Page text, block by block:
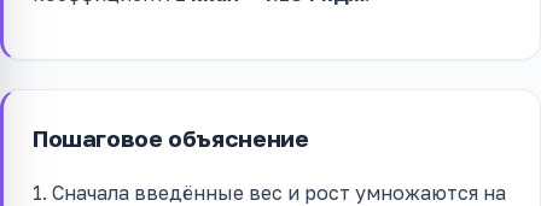
Пошаговое объяснение
1. Сначала введённые вес и рост умножаются на